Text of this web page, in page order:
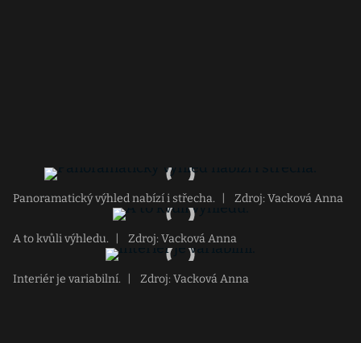
Panoramatický výhled nabízí i střecha. Zdroj: Vacková Anna
A to kvůli výhledu. Zdroj: Vacková Anna
Interiér je variabilní. Zdroj: Vacková Anna